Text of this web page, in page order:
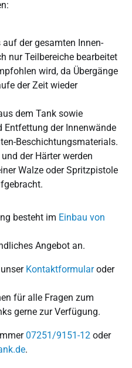
auf der gesamten Innen­
nur Teil­bereiche bearbeitet
wird, da Übergänge
der Zeit wieder
dem Tank sowie
der Innen­wände
Beschichtungs­materials.
der Härter werden
Walze oder Spritz­pistole
besteht im Einbau von
Angebot an.
Kontaktformularoder
für alle Fragen zum
gerne zur Verfügung.
07251/9151-12 oder
.